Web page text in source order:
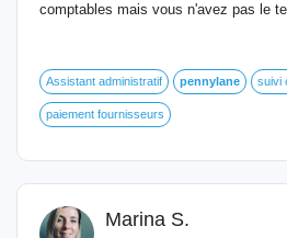
comptables mais vous n'avez pas le
Assistant administratif pennylane suivi
paiement fournisseurs
Marina S.